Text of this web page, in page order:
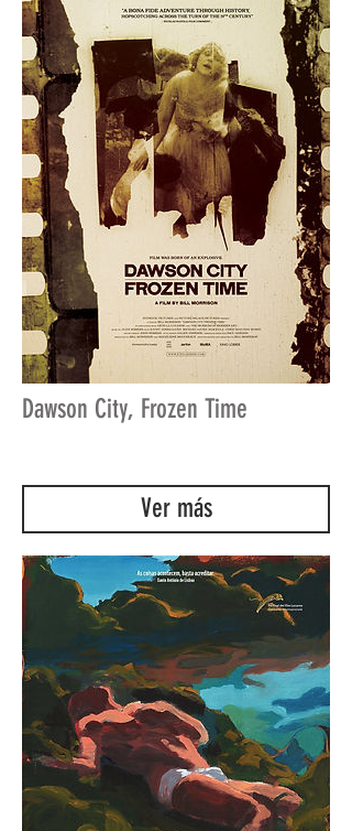
Dawson City, Frozen Time
Ver más